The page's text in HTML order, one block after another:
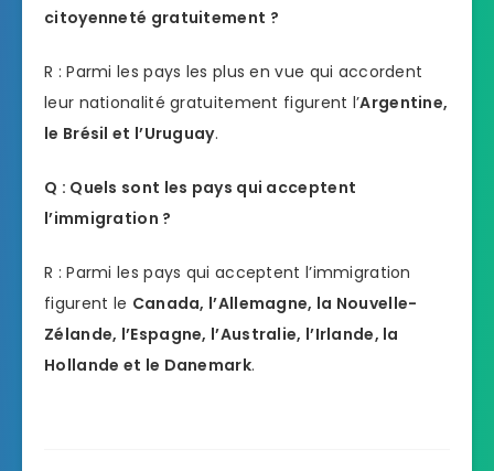
citoyenneté gratuitement ?
R : Parmi les pays les plus en vue qui accordent
leur nationalité gratuitement figurent l’Argentine,
le Brésil et l’Uruguay.
Q : Quels sont les pays qui acceptent
l’immigration ?
R : Parmi les pays qui acceptent l’immigration
figurent le Canada, l’Allemagne, la Nouvelle-
Zélande, l’Espagne, l’Australie, l’Irlande, la
Hollande et le Danemark.